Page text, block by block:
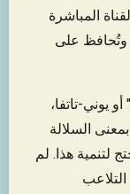
المباشرة
وتُحافظ على
يوني-تاتفا،
السلالة
لتنمية هذا. لم